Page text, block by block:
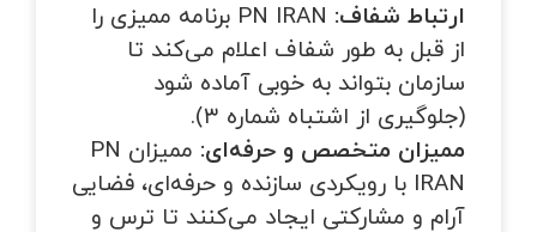
ارتباط شفاف:
PN IRAN برنامه ممیزی را
از قبل به طور شفاف اعلام می‌کند تا
سازمان بتواند به خوبی آماده شود
(جلوگیری از اشتباه شماره ۳).
ممیزان متخصص و حرفه‌ای:
ممیزان PN
IRAN با رویکردی سازنده و حرفه‌ای، فضایی
آرام و مشارکتی ایجاد می‌کنند تا ترس و